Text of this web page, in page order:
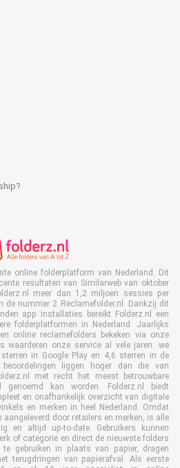
online folderplatform van Nederland. Dit
resultaten van Similarweb van oktober
meer dan 1,2 miljoen sessies per
nummer 2 Reclamefolder.nl. Dankzij dit
app installaties bereikt Folderz.nl een
folderplatformen in Nederland. Jaarlijks
online reclamefolders bekeken via onze
waarderen onze service al vele jaren: we
in Google Play en 4,6 sterren in de
liggen hoger dan die van
met recht het meest betrouwbare
genoemd kan worden. Folderz.nl biedt
en onafhankelijk overzicht van digitale
en merken in heel Nederland. Omdat
door retailers en merken, is alle
en altijd up-to-date. Gebruikers kunnen
of categorie en direct de nieuwste folders
te gebruiken in plaats van papier, dragen
terugdringen van papierafval. Als eerste